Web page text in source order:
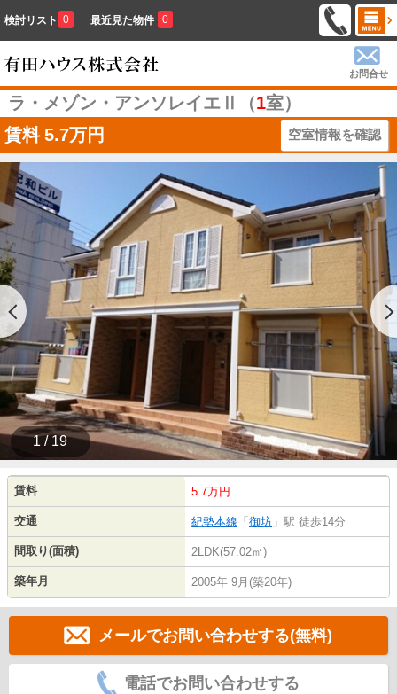
検討リスト 0 最近見た物件 0
お問合せ
ラ・メゾン・アンソレイエⅡ（1室）
賃料 5.7万円 空室情報を確認
1 / 19
賃料 5.7万円
交通 紀勢本線 「 御坊 」駅 徒歩14分
間取り(面積) 2LDK(57.02㎡)
築年月 2005年 9月(築20年)
メールでお問い合わせする(無料)
電話でお問い合わせする